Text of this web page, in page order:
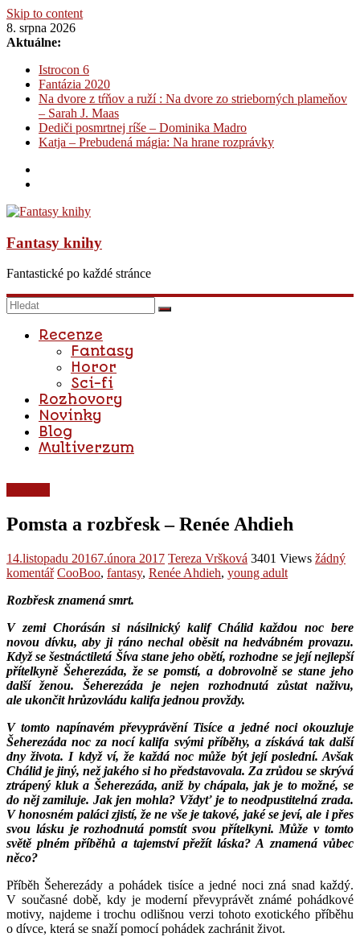
Skip to content
8. srpna 2026
Aktuálne:
Istrocon 6
Fantázia 2020
Na dvore z tŕňov a ruží : Na dvore zo strieborných plameňov
– Sarah J. Maas
Dediči posmrtnej ríše – Dominika Madro
Katja – Prebudená mágia: Na hrane rozprávky
Fantasy knihy
Fantastické po každé stránce
Recenze
Fantasy
Horor
Sci-fi
Rozhovory
Novinky
Blog
Multiverzum
Pomsta a rozbřesk – Renée Ahdieh
14.listopadu 20167.února 2017 Tereza Vršková 3401 Views žádný
komentář CooBoo, fantasy, Renée Ahdieh, young adult
Rozbřesk znamená smrt.
V zemi Chorásán si násilnický kalif Chálid každou noc bere
novou dívku, aby ji ráno nechal oběsit na hedvábném provazu.
Když se šestnáctiletá Šíva stane jeho obětí, rozhodne se její nejlepší
přítelkyně Šeherezáda, že se pomstí, a dobrovolně se stane jeho
další ženou. Šeherezáda je nejen rozhodnutá zůstat naživu,
ale ukončit hrůzovládu kalifa jednou provždy.
V tomto napínavém převyprávění Tisíce a jedné noci okouzluje
Šeherezáda noc za nocí kalifa svými příběhy, a získává tak další
dny života. I když ví, že každá noc může být její poslední. Avšak
Chálid je jiný, než jakého si ho představovala. Za zrůdou se skrývá
ztrápený kluk a Šeherezáda, aniž by chápala, jak je to možné, se
do něj zamiluje. Jak jen mohla? Vždyť je to neodpustitelná zrada.
V honosném paláci zjistí, že ne vše je takové, jaké se jeví, ale i přes
svou lásku je rozhodnutá pomstít svou přítelkyni. Může v tomto
světě plném příběhů a tajemství přežít láska? A znamená vůbec
něco?
Příběh Šeherezády a pohádek tisíce a jedné noci zná snad každý.
V současné době, kdy je moderní převyprávět známé pohádkové
motivy, najdeme i trochu odlišnou verzi tohoto exotického příběhu
o dívce, která se snaží pomocí pohádek zachránit život.